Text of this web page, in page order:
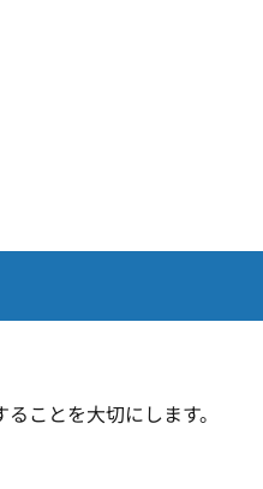
ことを大切にします。